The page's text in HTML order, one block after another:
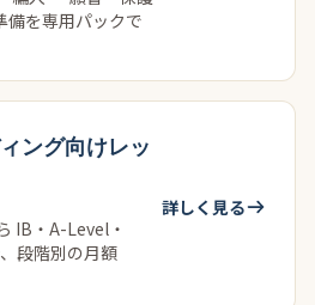
を専用パックで
ング向けレッ
IB・A-Level・
段階別の月額
詳しく見る